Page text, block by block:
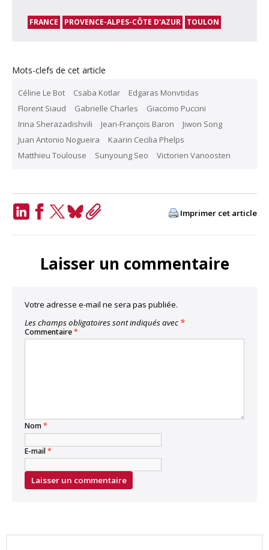
FRANCE PROVENCE-ALPES-CÔTE D'AZUR TOULON
Mots-clefs de cet article
Céline Le Bot Csaba Kotlar
Edgaras Monvtidas
Florent Siaud
Gabrielle Charles
Giacomo Puccini
Irina Sherazadishvili
Jean-François Baron
Jiwon Song
Juan Antonio Nogueira
Kaarin Cecilia Phelps
Matthieu Toulouse
Sunyoung Seo Victorien Vanoosten
Imprimer cet article
Laisser un commentaire
Votre adresse e-mail ne sera pas publiée.
Les champs obligatoires sont indiqués avec *
Commentaire*
Nom*
E-mail*